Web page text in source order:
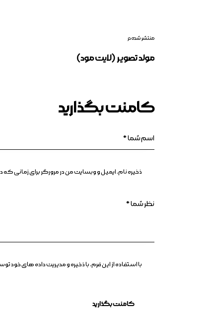
منتشر شده در
مولد تصویر (لایت مود)
کامنت بگذارید
ذخیره نام، ایمیل و وبسایت من در مرورگر برای زمانی
با استفاده از این فرم، با ذخیره و مدیریت داده های